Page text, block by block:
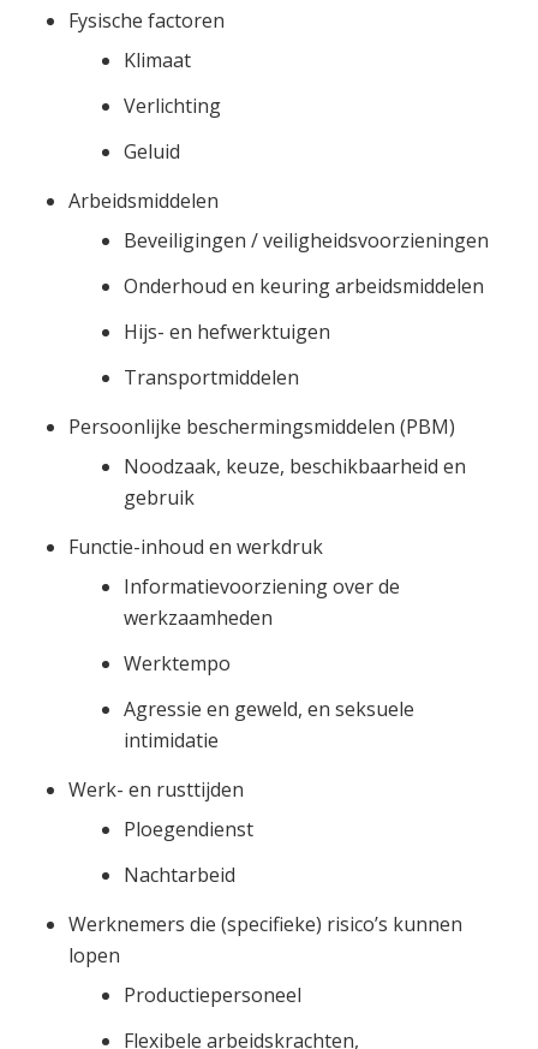
Fysische factoren
Klimaat
Verlichting
Geluid
Arbeidsmiddelen
Beveiligingen / veiligheidsvoorzieningen
Onderhoud en keuring arbeidsmiddelen
Hijs- en hefwerktuigen
Transportmiddelen
Persoonlijke beschermingsmiddelen (PBM)
Noodzaak, keuze, beschikbaarheid en
gebruik
Functie-inhoud en werkdruk
Informatievoorziening over de
werkzaamheden
Werktempo
Agressie en geweld, en seksuele
intimidatie
Werk- en rusttijden
Ploegendienst
Nachtarbeid
Werknemers die (specifieke) risico’s kunnen
lopen
Productiepersoneel
Flexibele arbeidskrachten,